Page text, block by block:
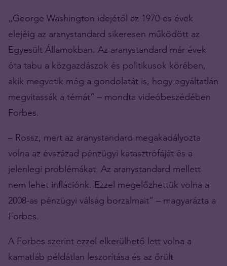
„George Washington idejétől az 1970-es évek
elejéig az aranystandard sikeresen működött az
Egyesült Államokban. Az aranystandard már évek
óta tabu a közgazdászok és politikusok körében,
akik megvetik még a gondolatát is, hogy egyáltatlán
megvitassák a témát” – mondta videóbeszédében
Forbes.
– Rossz, mert az aranystandard megakadályozta
volna az évszázad pénzügyi katasztrófáját és a
jelenlegi problémákat. Az aranystandard mellett
nem lehet inflációnk. Ezzel megelőzhettük volna a
2008-as pénzügyi válság borzalmait” – magyarázta a
Forbes.
A Forbes szerint ezzel elkerülhető lett volna a
kamatláb példátlan leszorítása és az őrült